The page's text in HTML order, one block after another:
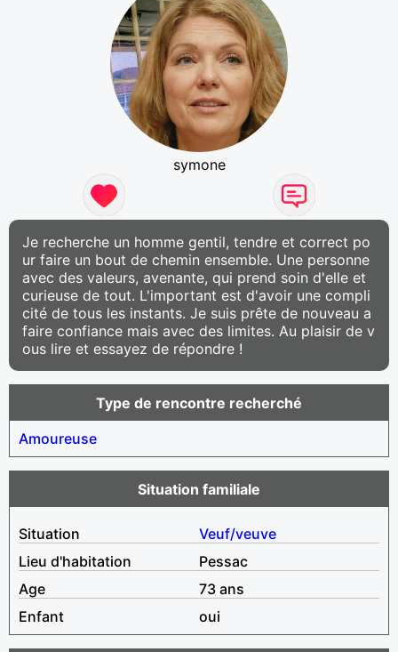
symone
Je recherche un homme gentil, tendre et correct po
ur faire un bout de chemin ensemble. Une personne
avec des valeurs, avenante, qui prend soin d'elle et
curieuse de tout. L'important est d'avoir une compli
cité de tous les instants. Je suis prête de nouveau a
faire confiance mais avec des limites. Au plaisir de v
ous lire et essayez de répondre !
Type de rencontre recherché
Amoureuse
Situation familiale
Situation
Veuf/veuve
Lieu d'habitation
Pessac
Age
73 ans
Enfant
oui